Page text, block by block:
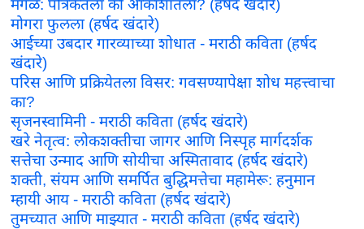
मंगळ: पत्रिकेतला की आकाशातला? (हर्षद खंदारे)
मोगरा फुलला (हर्षद खंदारे)
आईच्या उबदार गारव्याच्या शोधात - मराठी कविता (हर्षद
खंदारे)
परिस आणि प्रक्रियेतला विसर: गवसण्यापेक्षा शोध महत्त्वाचा
का?
सृजनस्वामिनी - मराठी कविता (हर्षद खंदारे)
खरे नेतृत्व: लोकशक्तीचा जागर आणि निस्पृह मार्गदर्शक
सत्तेचा उन्माद आणि सोयीचा अस्मितावाद (हर्षद खंदारे)
शक्ती, संयम आणि समर्पित बुद्धिमत्तेचा महामेरू: हनुमान
म्हायी आय - मराठी कविता (हर्षद खंदारे)
तुमच्यात आणि माझ्यात - मराठी कविता (हर्षद खंदारे)